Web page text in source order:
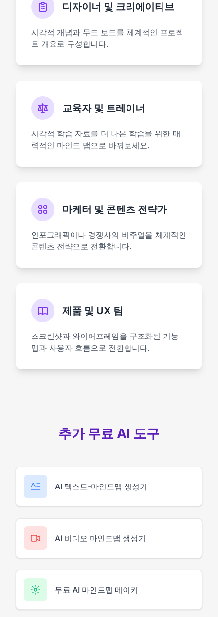
디자이너 및 크리에이티브
시각적 개념과 무드 보드를 체계적인 프로젝
트 개요로 구성합니다.
교육자 및 트레이너
시각적 학습 자료를 더 나은 학습을 위한 매
력적인 마인드 맵으로 바꿔보세요.
마케터 및 콘텐츠 전략가
인포그래픽이나 경쟁사의 비주얼을 체계적인
콘텐츠 전략으로 전환합니다.
제품 및 UX 팀
스크린샷과 와이어프레임을 구조화된 기능
맵과 사용자 흐름으로 전환합니다.
추가 무료 AI 도구
AI 텍스트-마인드맵 생성기
AI 비디오 마인드맵 생성기
무료 AI 마인드맵 메이커